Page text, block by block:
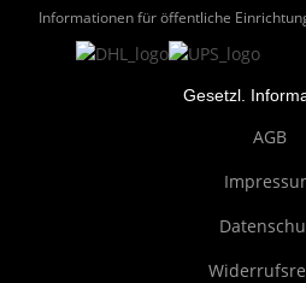
Informationen für öffentliche
Gesetzl.
AGB